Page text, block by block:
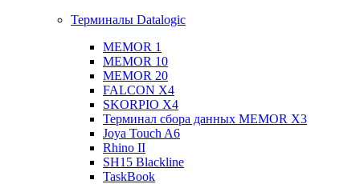
Терминалы Datalogic
MEMOR 1
MEMOR 10
MEMOR 20
FALCON X4
SKORPIO X4
Терминал сбора данных MEMOR X3
Joya Touch A6
Rhino II
SH15 Blackline
TaskBook